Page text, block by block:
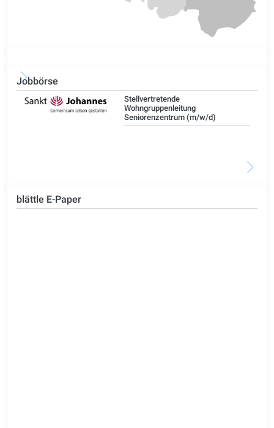
Jobbörse
Stellvertretende
Wohngruppenleitung
Seniorenzentrum (m/w/d)
blättle E-Paper